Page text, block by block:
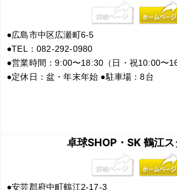
●広島市中区広瀬町6-5
●TEL：082-292-0980
●営業時間：9:00〜18:30（日・祝10:00〜
●定休日：盆・年末年始 ●駐車場：8台
卓球SHOP・SK 鶴江ス
●安芸郡府中町鶴江2-17-3